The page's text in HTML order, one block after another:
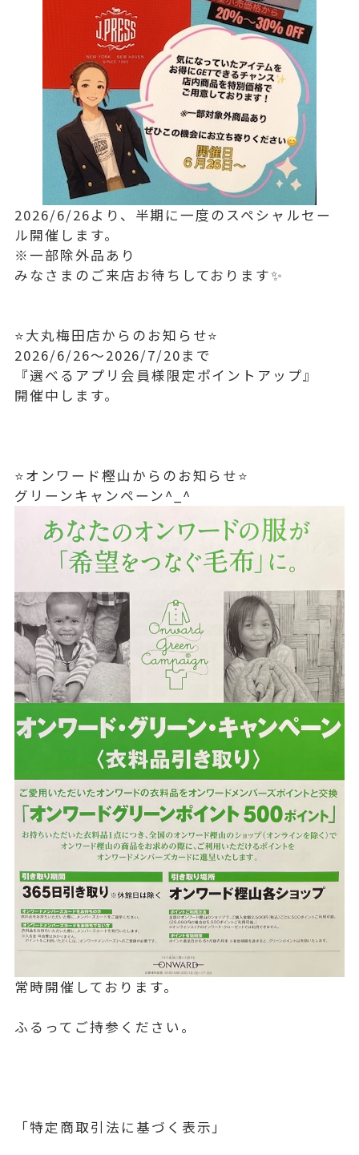
2026/6/26より、半期に一度のスペシャルセー
ル開催します。
※一部除外品あり
みなさまのご来店お待ちしております✨
⭐️大丸梅田店からのお知らせ⭐️
2026/6/26〜2026/7/20まで
『選べるアプリ会員様限定ポイントアップ』
開催中します。
⭐️オンワード樫山からのお知らせ⭐️
グリーンキャンペーン^_^
常時開催しております。
ふるってご持参ください。
「特定商取引法に基づく表示」